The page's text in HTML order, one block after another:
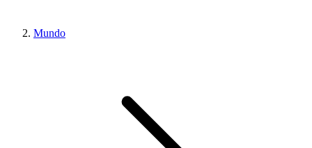
Mundo